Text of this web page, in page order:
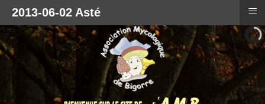
2013-06-02 Asté ≡